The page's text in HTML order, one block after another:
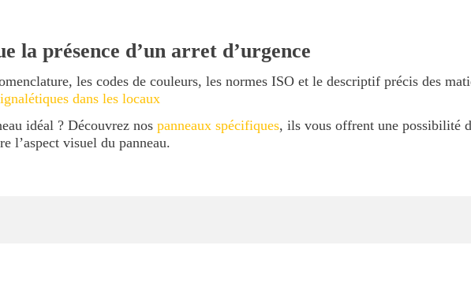
la présence d’un arret d’urgence
les codes de couleurs, les normes ISO et le descriptif précis des
dans les locaux
idéal ? Découvrez nos panneaux spécifiques, ils vous offrent une possibilité
l’aspect visuel du panneau.